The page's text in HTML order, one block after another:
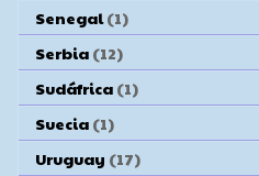
Senegal (1)
Serbia (12)
Sudáfrica (1)
Suecia (1)
Uruguay (17)